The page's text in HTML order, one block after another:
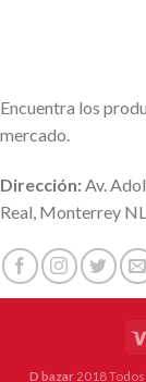
Encuentra los
mercado.
Dirección:Av.
Real, Monterrey
D bazar 2018